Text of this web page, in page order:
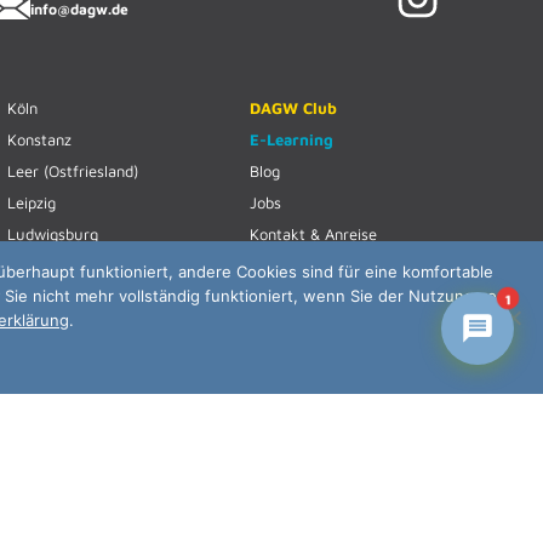
info@dagw.de
Köln
Konstanz
Leer (Ostfriesland)
Leipzig
Ludwigsburg
München
Nürnberg
Regensburg
Rostock
DAGW Club
E-Learning
Blog
Jobs
Kontakt & Anreise
Haftungsausschluss
Datenschutzerklärung
Login
funktioniert, andere Cookies sind für eine komfortable
nicht mehr vollständig funktioniert, wenn Sie der Nutzung von
.
1